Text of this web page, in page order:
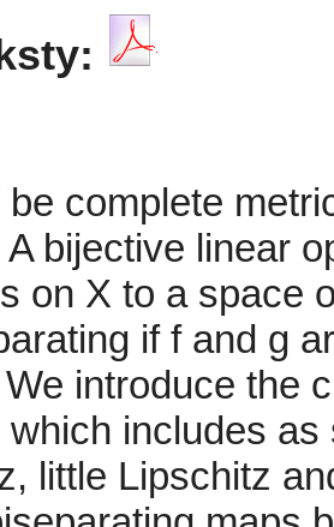
be complete
bijective linear
on X to a space
if f and g
introduce the
includes
little Lipschitz